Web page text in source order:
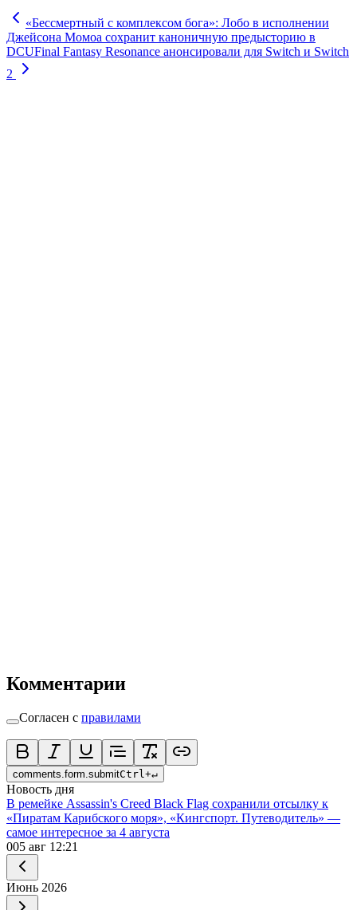
«Бессмертный с комплексом бога»: Лобо в исполнении
Джейсона Момоа сохранит каноничную предысторию в
DCUFinal Fantasy Resonance анонсировали для Switch и Switch
2
Комментарии
Согласен с правилами
comments.form.submitCtrl +↵
Новость дня
В ремейке Assassin's Creed Black Flag сохранили отсылку к
«Пиратам Карибского моря», «Кингспорт. Путеводитель» —
самое интересное за 4 августа
005 авг 12:21
Июнь 2026